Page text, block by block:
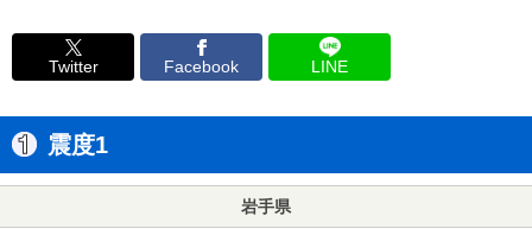
Twitter Facebook LINE
震度1
岩手県